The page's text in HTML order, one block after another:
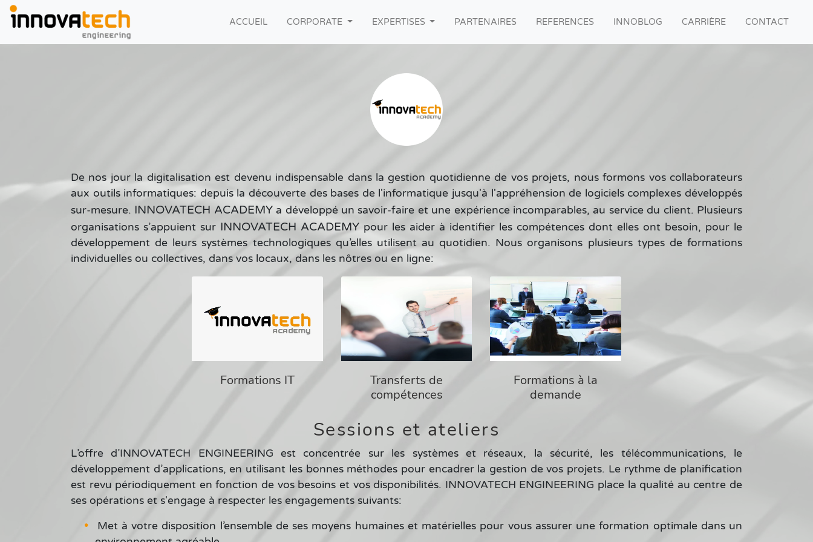
ACCUEIL(current)CORPORATE EXPERTISES PARTENAIRES REFERENCES INNOBLOG CARRIÈRE CONTACT
De nos jour la digitalisation est devenu indispensable dans la gestion quotidienne de vos projets, nous formons vos collaborateurs
aux outils informatiques: depuis la découverte des bases de l'informatique jusqu'à l'appréhension de logiciels complexes développés
sur-mesure. INNOVATECH ACADEMYa développé un savoir-faire et une expérience incomparables, au service du client. Plusieurs
organisations s’appuient sur INNOVATECH ACADEMY pour les aider à identifier les compétences dont elles ont besoin, pour le
développement de leurs systèmes technologiques qu’elles utilisent au quotidien. Nous organisons plusieurs types de formations
individuelles ou collectives, dans vos locaux, dans les nôtres ou en ligne:
Formations IT
Transferts de
compétences
Formations à la
demande
Sessions et ateliers
L’offre d’INNOVATECH ENGINEERING est concentrée sur les systèmes et réseaux, la sécurité, les télécommunications, le
développement d’applications, en utilisant les bonnes méthodes pour encadrer la gestion de vos projets. Le rythme de planification
est revu périodiquement en fonction de vos besoins et vos disponibilités. INNOVATECH ENGINEERING place la qualité au centre de
ses opérations et s'engage à respecter les engagements suivants: ​
Met à votre disposition l’ensemble de ses moyens humaines et matérielles pour vous assurer une formation optimale dans un